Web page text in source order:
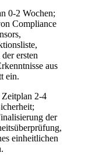
0-2 Wochen;
Compliance
ersten
aus
ein.
Zeitplan 2-4
der
einheitlichen